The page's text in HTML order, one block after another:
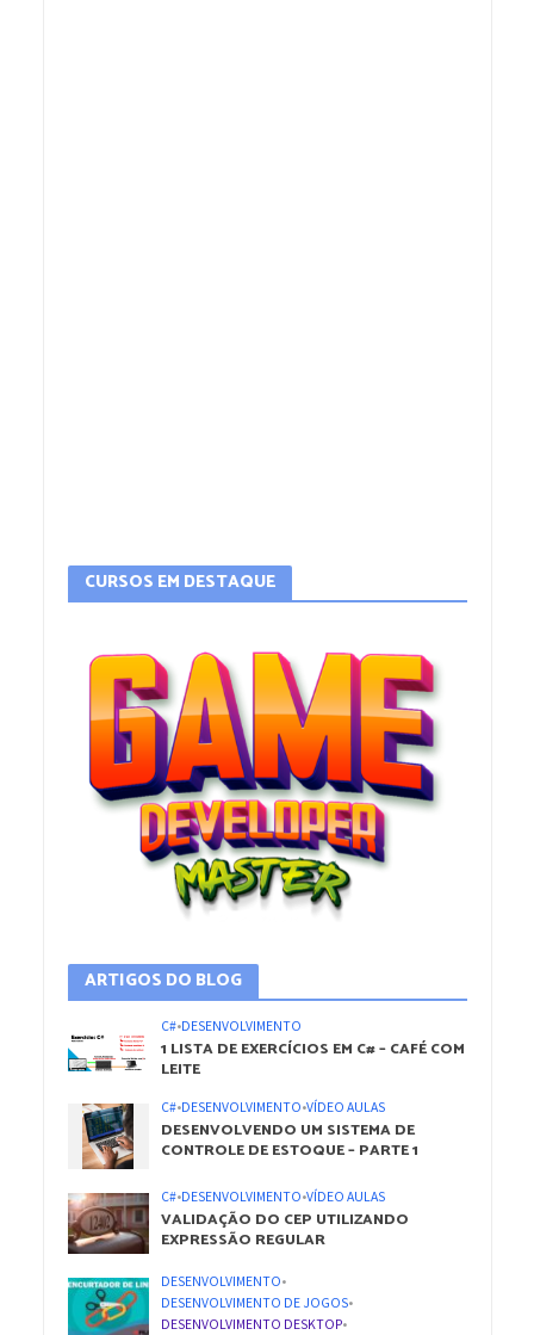
CURSOS EM DESTAQUE
ARTIGOS DO BLOG
C#•DESENVOLVIMENTO
1 LISTA DE EXERCÍCIOS EM C# – CAFÉ COM
LEITE
C#•DESENVOLVIMENTO•VÍDEO AULAS
DESENVOLVENDO UM SISTEMA DE
CONTROLE DE ESTOQUE – PARTE 1
C#•DESENVOLVIMENTO•VÍDEO AULAS
VALIDAÇÃO DO CEP UTILIZANDO
EXPRESSÃO REGULAR
DESENVOLVIMENTO•
DESENVOLVIMENTO DE JOGOS•
DESENVOLVIMENTO DESKTOP•